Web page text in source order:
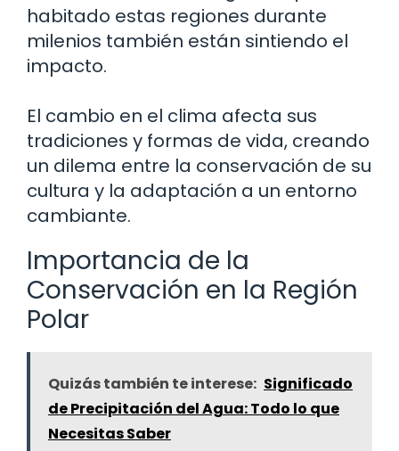
habitado estas regiones durante
milenios también están sintiendo el
impacto.
El cambio en el clima afecta sus
tradiciones y formas de vida, creando
un dilema entre la conservación de su
cultura y la adaptación a un entorno
cambiante.
Importancia de la
Conservación en la Región
Polar
Quizás también te interese: Significado
de Precipitación del Agua: Todo lo que
Necesitas Saber